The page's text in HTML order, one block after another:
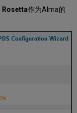
Rosetta作为Alma的